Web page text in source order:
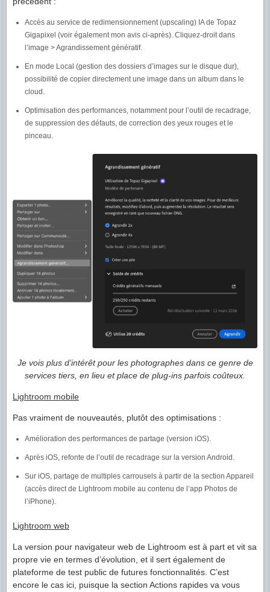
Accès au service de redimensionnement (upscaling) IA de Topaz
Gigapixel (voir également mon avis ci-après). Cliquez-droit dans
l’image > Agrandissement génératif.
En mode Local (gestion des dossiers d’images sur le disque dur),
possibilité de copier directement une image dans un album dans le
cloud.
Optimisation des performances, notamment pour l’outil de recadrage,
de suppression des défauts, de correction des yeux rouges et le
pinceau.
Je vois plus d’intérêt pour les photographes dans ce genre de
services tiers, en lieu et place de plug-ins parfois coûteux.
Lightroom mobile
Pas vraiment de nouveautés, plutôt des optimisations :
Amélioration des performances de partage (version iOS).
Après iOS, refonte de l’outil de recadrage sur la version Android.
Sur iOS, partage de multiples carrousels à partir de la section Appareil
(accès direct de Lightroom mobile au contenu de l’app Photos de
l’iPhone).
Lightroom web
La version pour navigateur web de Lightroom est à part et vit sa
propre vie en termes d’évolution, et il sert également de
plateforme de test public de futures fonctionnalités. C’est
encore le cas ici, puisque la section Actions rapides va vous